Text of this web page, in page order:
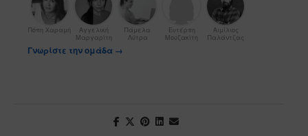
Πόπη Χαραμή
Αγγελική
Μαργαρίτη
Πάμελα
Λύτρα
Ευτέρπη
Μουζακίτη
Αιμίλιος
Παλάντζας
Γνωρίστε την ομάδα →